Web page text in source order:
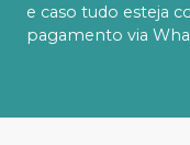
e caso tudo esteja
pagamento via